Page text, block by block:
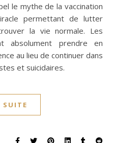
le mythe de la vaccination
permettant de lutter
la vie normale. Les
absolument prendre en
au lieu de continuer dans
et suicidaires.
SUITE